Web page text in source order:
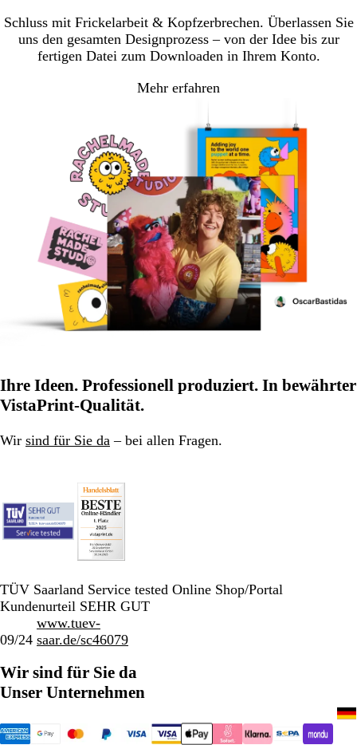
Schluss mit Frickelarbeit & Kopfzerbrechen. Überlassen Sie
uns den gesamten Designprozess – von der Idee bis zur
fertigen Datei zum Downloaden in Ihrem Konto.
Mehr erfahren
Ihre Ideen. Professionell produziert. In bewährter
VistaPrint-Qualität.
Wir sind für Sie da – bei allen Fragen.
TÜV Saarland Service tested Online Shop/Portal
Kundenurteil SEHR GUT
09/24
www.tuev-
saar.de/sc46079
Wir sind für Sie da
Unser Unternehmen